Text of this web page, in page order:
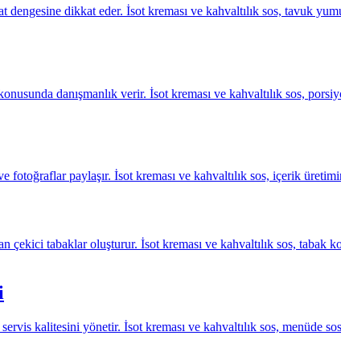
dikkat eder. İsot kreması ve kahvaltılık sos, tavuk
danışmanlık verir. İsot kreması ve kahvaltılık sos,
fotoğraflar paylaşır. İsot kreması ve kahvaltılık sos, içerik
çekici tabaklar oluşturur. İsot kreması ve kahvaltılık sos,
kalitesini yönetir. İsot kreması ve kahvaltılık sos, menüde